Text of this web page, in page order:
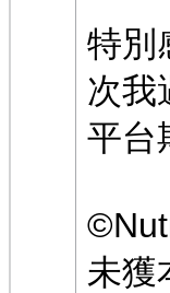
特別
次我
平台
未獲